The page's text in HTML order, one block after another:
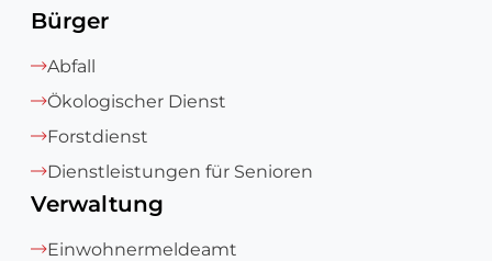
Bürger
Abfall
Ökologischer Dienst
Forstdienst
Dienstleistungen für Senioren
Verwaltung
Einwohnermeldeamt